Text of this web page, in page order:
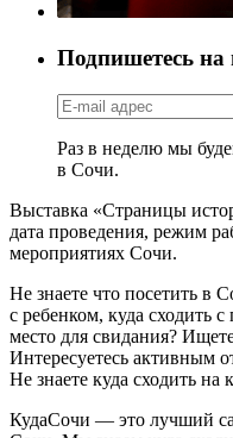
Подпишетесь на
Раз в неделю мы
в Сочи.
Выставка «Страницы
дата проведения, режим
мероприятиях Сочи.
Не знаете что посетить в
с ребенком, куда сходить
место для свидания?
Интересуетесь активным
Не знаете куда сходить
КудаСочи — это лучший